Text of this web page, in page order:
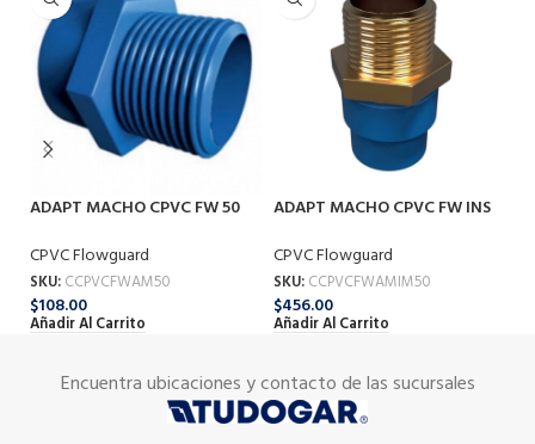
ADAPT MACHO CPVC FW 50
CPVC Flowguard
SKU: CCPVCFWAM50
$108.00
Añadir Al Carrito
ADAPT MACHO CPVC FW INS
CPVC Flowguard
SKU: CCPVCFWAMIM50
$456.00
Añadir Al Carrito
Encuentra ubicaciones y contacto de las sucursales